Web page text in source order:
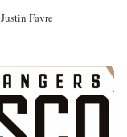
Justin Favre